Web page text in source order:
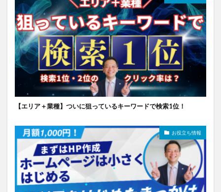
【エリア＋業種】ついに狙っているキーワードで検索1位！
お役立ち情報